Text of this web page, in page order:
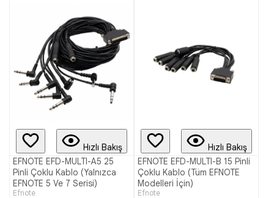
Hızlı Bakış
EFNOTE EFD-MULTI-A5 25
Pinli Çoklu Kablo (Yalnızca
EFNOTE 5 Ve 7 Serisi)
Efnote
Hızlı Bakış
EFNOTE EFD-MULTI-B 15 Pinli
Çoklu Kablo (Tüm EFNOTE
Modelleri İçin)
Efnote